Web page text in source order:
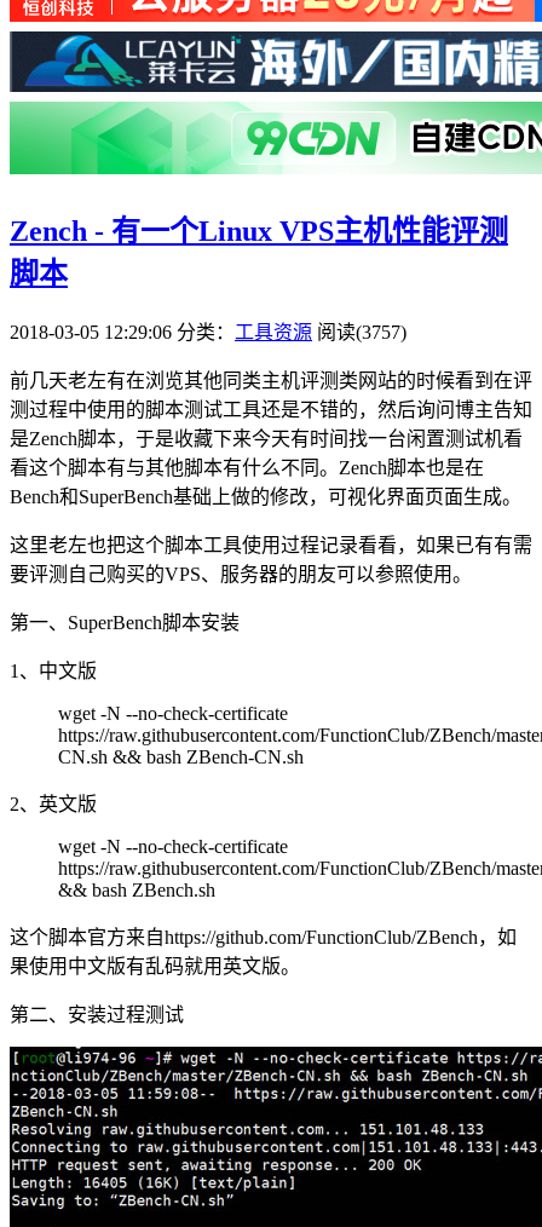
Zench - 有一个Linux VPS主机性能评测
脚本
2018-03-05 12:29:06 分类： 工具资源 阅读(3757)
前几天老左有在浏览其他同类主机评测类网站的时候看到在评
测过程中使用的脚本测试工具还是不错的，然后询问博主告知
是Zench脚本，于是收藏下来今天有时间找一台闲置测试机看
看这个脚本有与其他脚本有什么不同。Zench脚本也是在
Bench和SuperBench基础上做的修改，可视化界面页面生成。
这里老左也把这个脚本工具使用过程记录看看，如果已有有需
要评测自己购买的VPS、服务器的朋友可以参照使用。
第一、SuperBench脚本安装
1、中文版
wget -N --no-check-certificate
https://raw.githubusercontent.com/FunctionClub/ZBench/
CN.sh && bash ZBench-CN.sh
2、英文版
wget -N --no-check-certificate
https://raw.githubusercontent.com/FunctionClub/ZBench/
&& bash ZBench.sh
这个脚本官方来自https://github.com/FunctionClub/ZBench，如
果使用中文版有乱码就用英文版。
第二、安装过程测试